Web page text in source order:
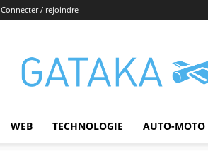
Connecter / rejoindre
WEB TECHNOLOGIE AUTO-MOTO